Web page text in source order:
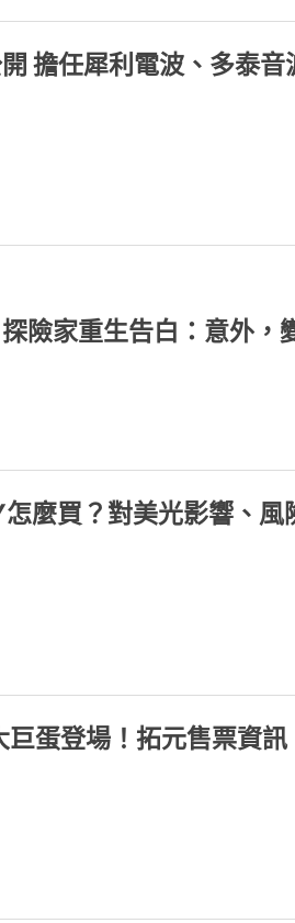
擔任犀利電波、多泰
險家重生告白：意外，
麼買？對美光影響、風
蛋登場！拓元售票資